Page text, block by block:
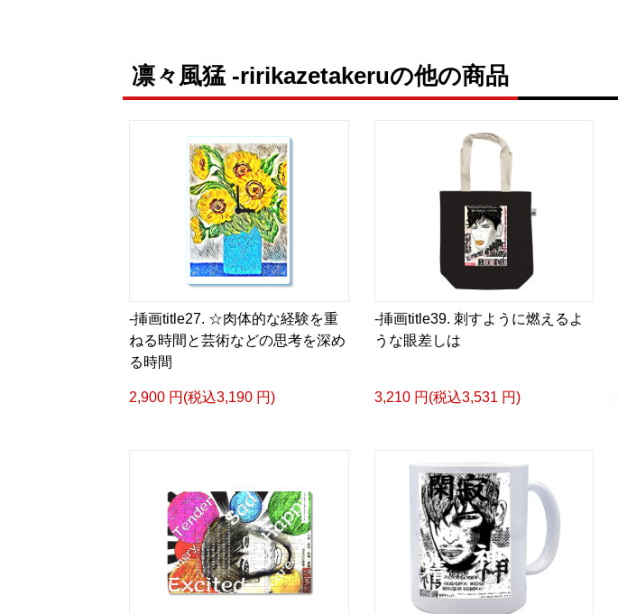
凛々風猛 -ririkazetakeruの他の商品
-挿画title27. ☆肉体的な経験を重
ねる時間と芸術などの思考を深め
る時間
2,900 円(税込3,190 円)
-挿画title39. 刺すように燃えるよ
うな眼差しは
3,210 円(税込3,531 円)